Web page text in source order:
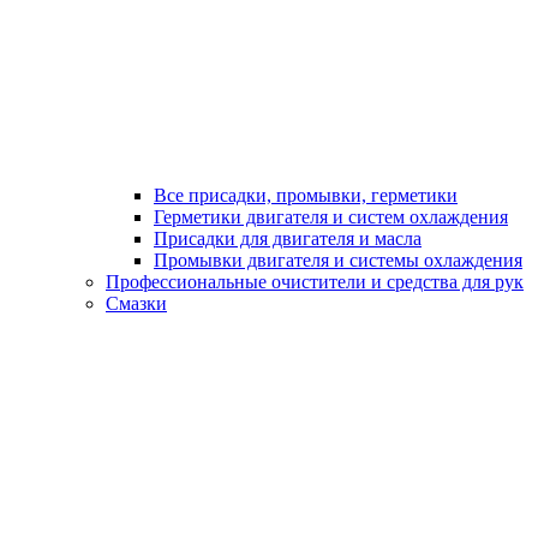
Все присадки, промывки, герметики
Герметики двигателя и систем охлаждения
Присадки для двигателя и масла
Промывки двигателя и системы охлаждения
Профессиональные очистители и средства для рук
Смазки